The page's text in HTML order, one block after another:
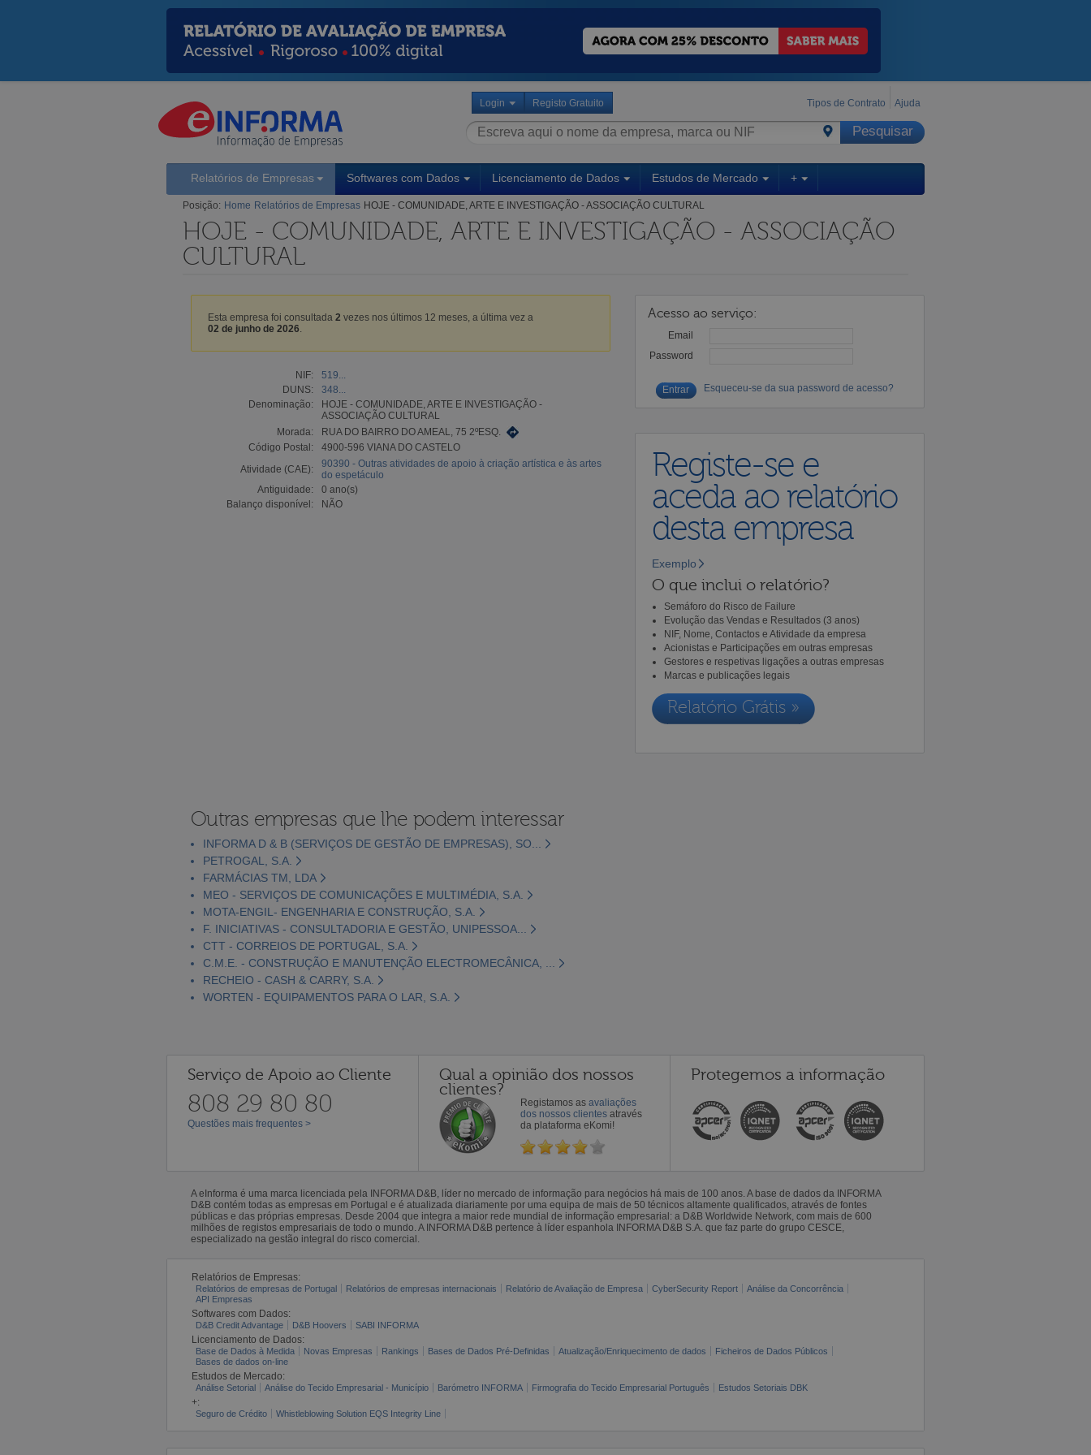
Login Registo Gratuito Tipos de Contrato Ajuda
Relatórios de Empresas Softwares com Dados Licenciamento de Dados Estudos de Mercado +
Posição: Home Relatórios de Empresas HOJE - COMUNIDADE, ARTE E INVESTIGAÇÃO - ASSOCIAÇÃO CULTURAL
HOJE - COMUNIDADE, ARTE E INVESTIGAÇÃO - ASSOCIAÇÃO
CULTURAL
Esta empresa foi consultada 2 vezes nos últimos 12 meses, a última vez a
02 de junho de 2026
NIF:
519...
DUNS:
348...
Denominação:
HOJE - COMUNIDADE, ARTE E INVESTIGAÇÃO -
ASSOCIAÇÃO CULTURAL
Morada:
RUA DO BAIRRO DO AMEAL, 75 2ºESQ.
Código Postal:
4900-596 VIANA DO CASTELO
Atividade (CAE):
90390 - Outras atividades de apoio à criação artística e às artes
do espetáculo
Antiguidade:
0 ano(s)
Balanço disponível:
NÃO
Acesso ao serviço:
Email
Password
Esqueceu-se da sua password de acesso?
Registe-se e
aceda ao relatório
desta empresa
Exemplo
O que inclui o relatório?
Semáforo do Risco de Failure
Evolução das Vendas e Resultados (3 anos)
NIF, Nome, Contactos e Atividade da empresa
Acionistas e Participações em outras empresas
Gestores e respetivas ligações a outras empresas
Marcas e publicações legais
Relatório Grátis »
Outras empresas que lhe podem interessar
INFORMA D & B (SERVIÇOS DE GESTÃO DE EMPRESAS), SO...
PETROGAL, S.A.
FARMÁCIAS TM, LDA
MEO - SERVIÇOS DE COMUNICAÇÕES E MULTIMÉDIA, S.A.
MOTA-ENGIL- ENGENHARIA E CONSTRUÇÃO, S.A.
F. INICIATIVAS - CONSULTADORIA E GESTÃO, UNIPESSOA...
CTT - CORREIOS DE PORTUGAL, S.A.
C.M.E. - CONSTRUÇÃO E MANUTENÇÃO ELECTROMECÂNICA, ...
RECHEIO - CASH & CARRY, S.A.
WORTEN - EQUIPAMENTOS PARA O LAR, S.A.
Serviço de Apoio ao Cliente
808 29 80 80
Questões mais frequentes >
Qual a opinião dos nossos
clientes?
Registamos as avaliações
dos nossos clientes através
da plataforma eKomi!
Protegemos a informação
A eInforma é uma marca licenciada pela INFORMA D&B, líder no mercado de informação para negócios há mais de 100 anos. A base de dados da INFORMA
D&B contém todas as empresas em Portugal e é atualizada diariamente por uma equipa de mais de 50 técnicos altamente qualificados, através de fontes
públicas e das próprias empresas. Desde 2004 que integra a maior rede mundial de informação empresarial: a D&B Worldwide Network, com mais de 600
milhões de registos empresariais de todo o mundo. A INFORMA D&B pertence à líder espanhola INFORMA D&B S.A. que faz parte do grupo CESCE,
especializado na gestão integral do risco comercial.
Relatórios de Empresas:
Relatórios de empresas de Portugal Relatórios de empresas internacionais Relatório de Avaliação de Empresa CyberSecurity Report
Análise da Concorrência
API Empresas
Softwares com Dados:
D&B Credit Advantage D&B Hoovers SABI INFORMA
Licenciamento de Dados:
Base de Dados à Medida Novas Empresas Rankings Bases de Dados Pré-Definidas Atualização/Enriquecimento de dados
Ficheiros de Dados Públicos
Bases de dados on-line
Estudos de Mercado:
Análise Setorial Análise do Tecido Empresarial - Município Barómetro INFORMA Firmografia do Tecido Empresarial Português Estudos Setoriais DBK
+:
Seguro de Crédito Whistleblowing Solution EQS Integrity Line